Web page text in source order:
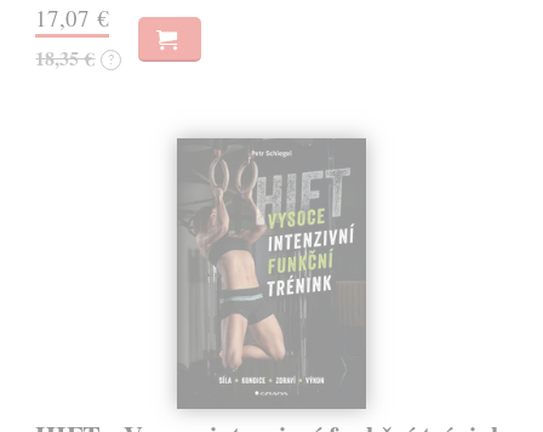
17,07 €
18,35 € ?